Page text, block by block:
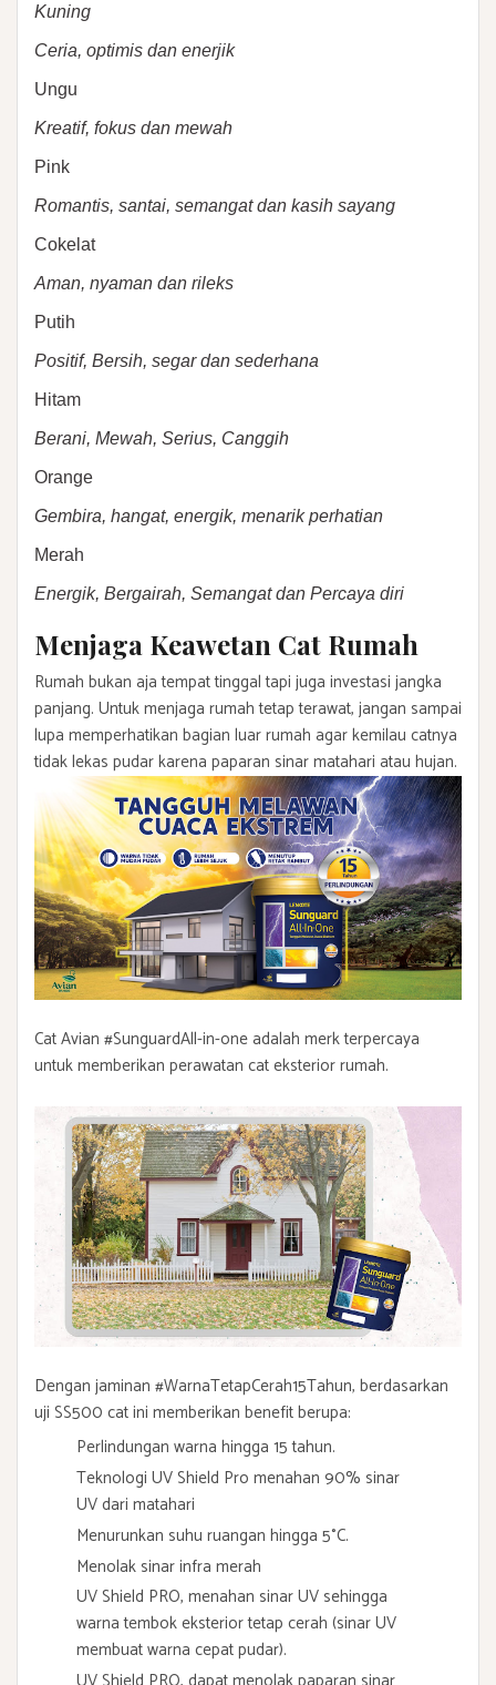
Kuning
Ceria, optimis dan enerjik
Ungu
Kreatif, fokus dan mewah
Pink
Romantis, santai, semangat dan kasih sayang
Cokelat
Aman, nyaman dan rileks
Putih
Positif, Bersih, segar dan sederhana
Hitam
Berani, Mewah, Serius, Canggih
Orange
Gembira, hangat, energik, menarik perhatian
Merah
Energik, Bergairah, Semangat dan Percaya diri
Menjaga Keawetan Cat Rumah
Rumah bukan aja tempat tinggal tapi juga investasi jangka
panjang. Untuk menjaga rumah tetap terawat, jangan sampai
lupa memperhatikan bagian luar rumah agar kemilau catnya
tidak lekas pudar karena paparan sinar matahari atau hujan.
Cat Avian #SunguardAll-in-one adalah merk terpercaya
untuk memberikan perawatan cat eksterior rumah.
Dengan jaminan #WarnaTetapCerah15Tahun, berdasarkan
uji SS500 cat ini memberikan benefit berupa:
Perlindungan warna hingga 15 tahun.
Teknologi UV Shield Pro menahan 90% sinar
UV dari matahari
Menurunkan suhu ruangan hingga 5°C.
Menolak sinar infra merah
UV Shield PRO, menahan sinar UV sehingga
warna tembok eksterior tetap cerah (sinar UV
membuat warna cepat pudar).